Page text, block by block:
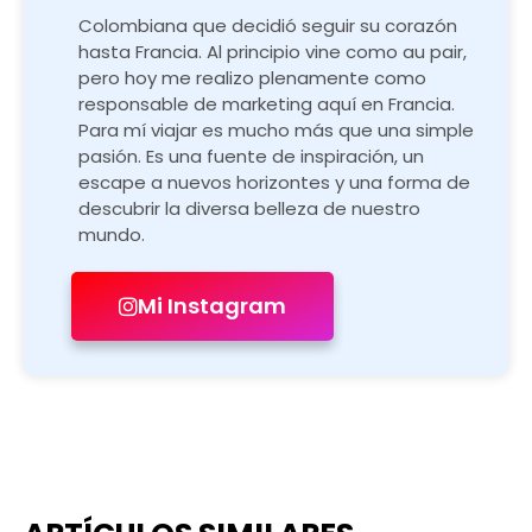
Colombiana que decidió seguir su corazón
hasta Francia. Al principio vine como au pair,
pero hoy me realizo plenamente como
responsable de marketing aquí en Francia.
Para mí viajar es mucho más que una simple
pasión. Es una fuente de inspiración, un
escape a nuevos horizontes y una forma de
descubrir la diversa belleza de nuestro
mundo.
Mi Instagram